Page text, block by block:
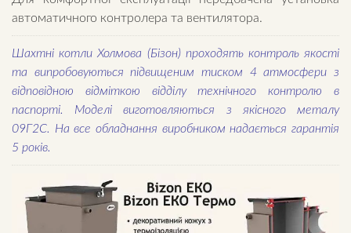
автоматичного контролера та вентилятора.
Шахтні котли Холмова (Бізон) проходять контроль якості
та випробовуються підвищеним тиском 4 атмосфери з
відповідною відміткою відділу технічного контролю в
паспорті. Моделі виготовляються з якісного металу
09Г2С. На все обладнання виробником надається гарантія
5 років.